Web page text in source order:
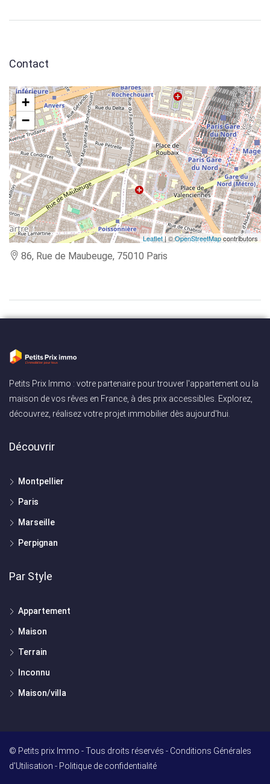
Contact
+
−
Leaflet| ©OpenStreetMapcontributors
86, Rue de Maubeuge, 75010 Paris
Petits Prix Immo : votre partenaire pour trouver l'appartement ou la
maison de vos rêves en France, à des prix accessibles. Explorez,
découvrez, réalisez votre projet immobilier dès aujourd'hui.
Découvrir
Montpellier
Paris
Marseille
Perpignan
Par Style
Appartement
Maison
Terrain
Inconnu
Maison/villa
© Petits prix Immo - Tous droits réservés - Conditions Générales
d'Utilisation - Politique de confidentialité